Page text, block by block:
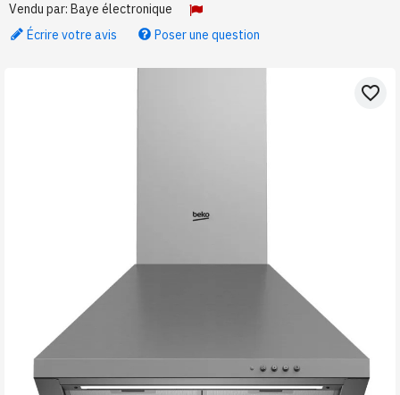
Vendu par: Baye électronique
Écrire votre avis
Poser une question
favorite_border